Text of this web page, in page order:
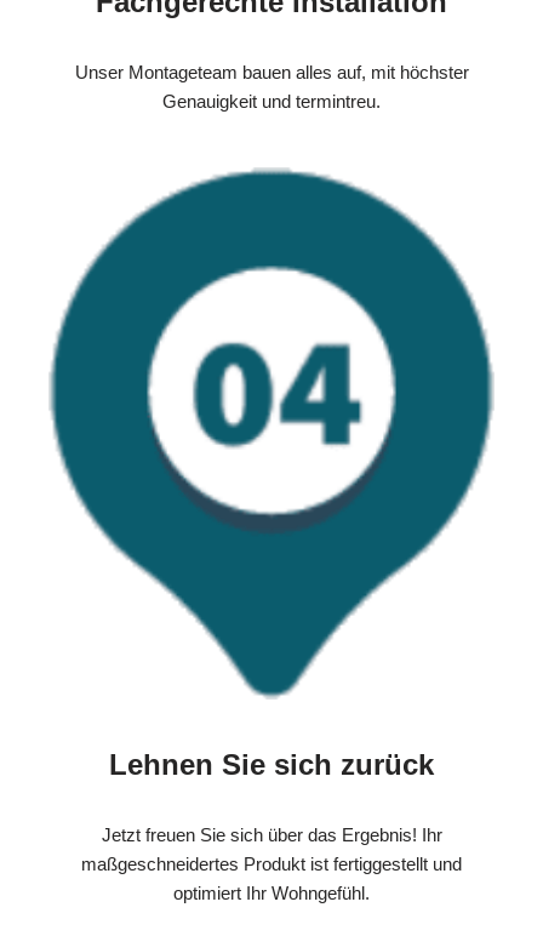
Unser Montageteam bauen alles auf, mit höchster
Genauigkeit und termintreu.
Lehnen Sie sich zurück
Jetzt freuen Sie sich über das Ergebnis! Ihr
maßgeschneidertes Produkt ist fertiggestellt und
optimiert Ihr Wohngefühl.